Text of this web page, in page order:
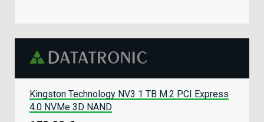
Kingston Technology NV3 1 TB M.2 PCI Express
4.0 NVMe 3D NAND